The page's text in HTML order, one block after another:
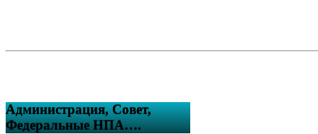
Администрация, Совет,
Федеральные НПА….